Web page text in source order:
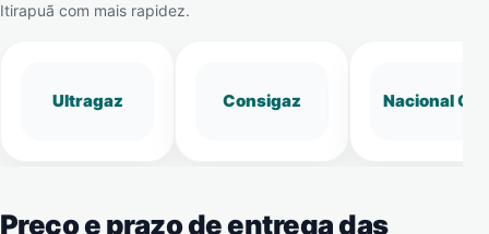
Itirapuã com mais rapidez.
Ultragaz Consigaz Nacional Gás
Preço e prazo de entrega das